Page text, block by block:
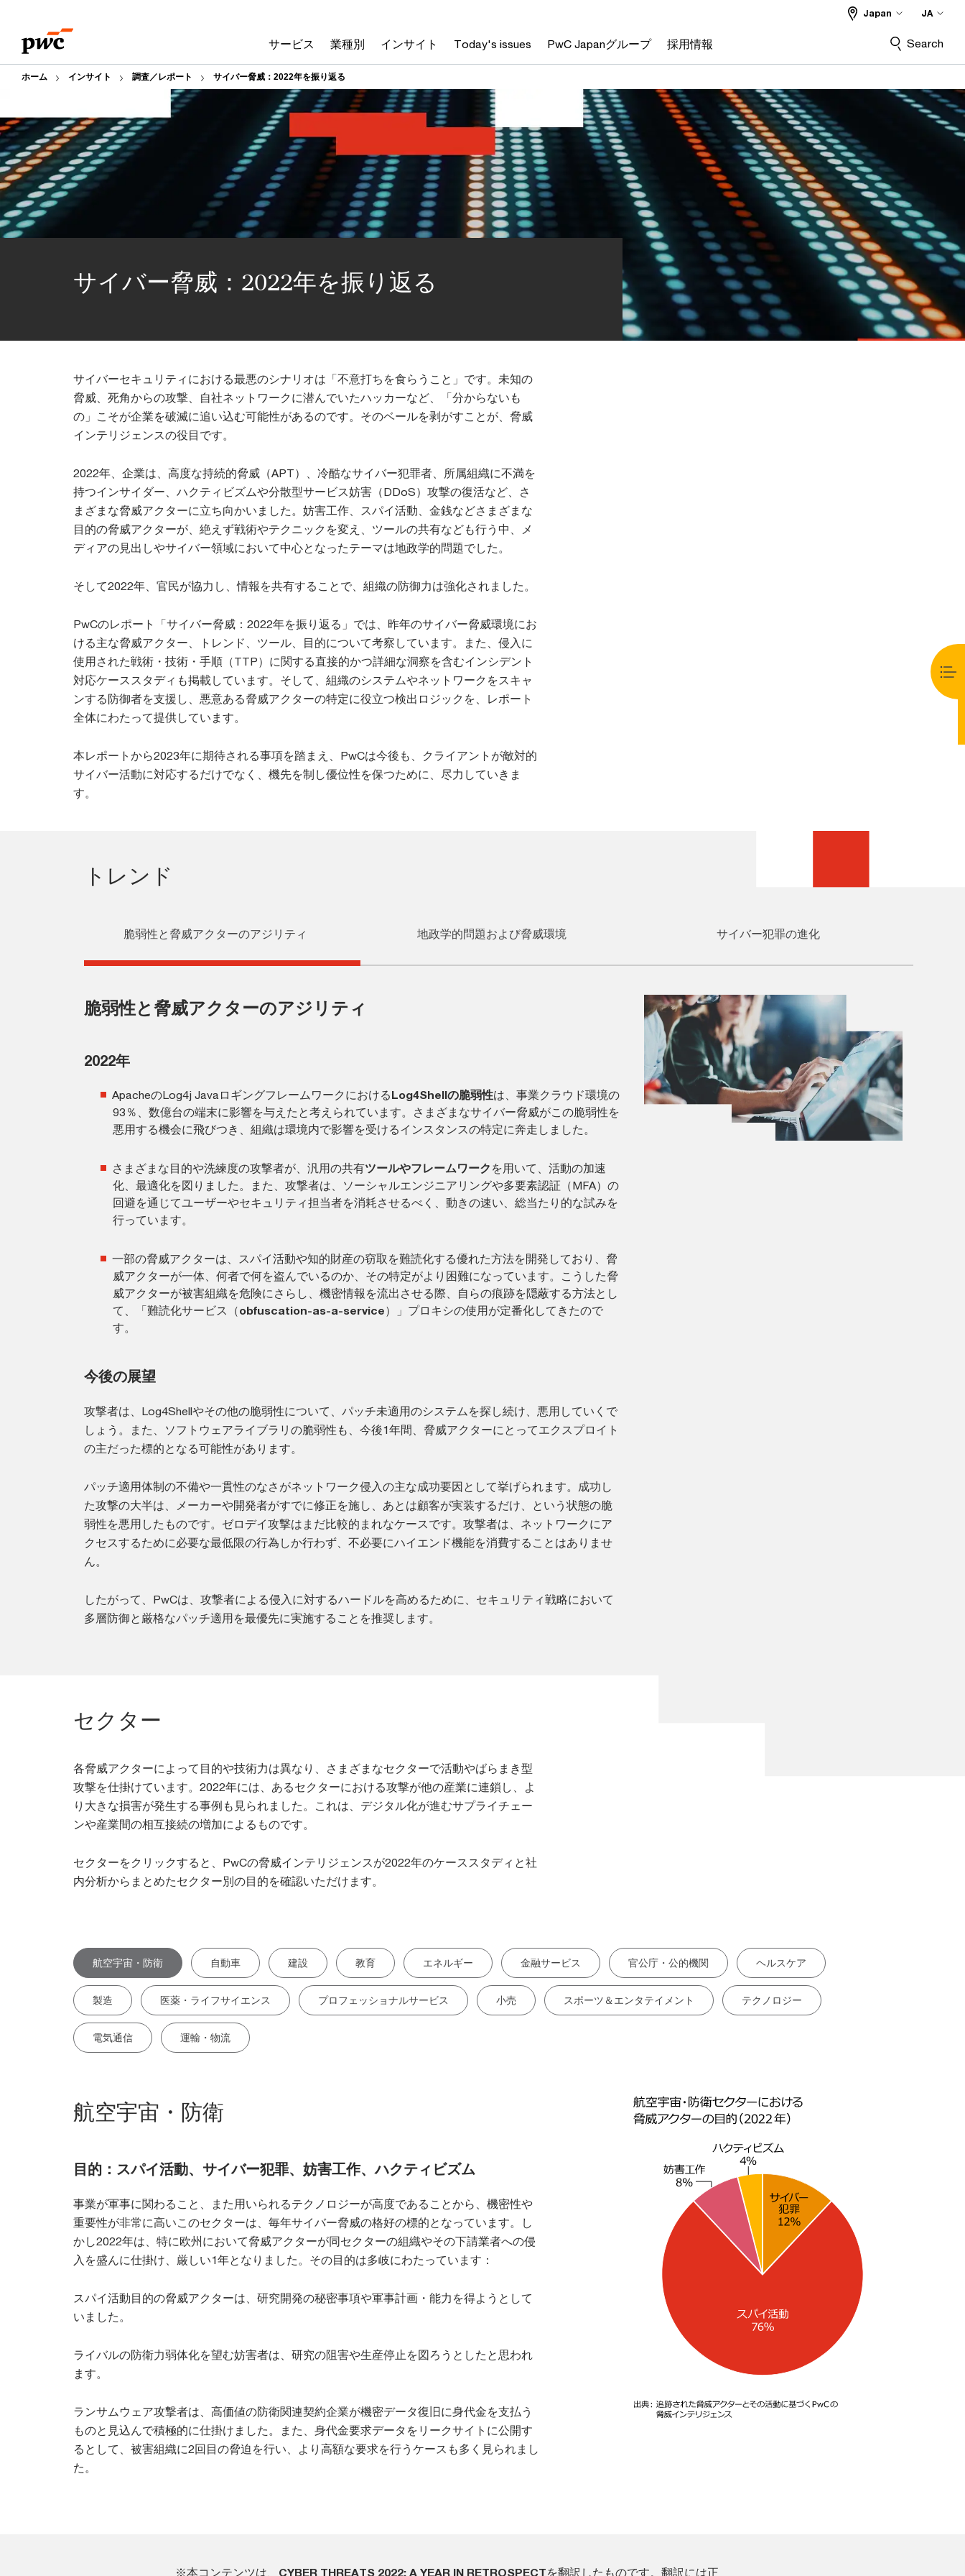
content
footer
サービス 業種別 インサイト Today's issues PwC Japanグループ 採用情報
Japan JA
Search
ホーム インサイト 調査／レポート サイバー脅威：2022年を振り返る
サイバー脅威：2022年を振り返る
サイバーセキュリティにおける最悪のシナリオは「不意打ちを食らうこと」です。未知の
脅威、死角からの攻撃、自社ネットワークに潜んでいたハッカーなど、「分からないも
の」こそが企業を破滅に追い込む可能性があるのです。そのベールを剥がすことが、脅威
インテリジェンスの役目です。
2022年、企業は、高度な持続的脅威（APT）、冷酷なサイバー犯罪者、所属組織に不満を
持つインサイダー、ハクティビズムや分散型サービス妨害（DDoS）攻撃の復活など、さ
まざまな脅威アクターに立ち向かいました。妨害工作、スパイ活動、金銭などさまざまな
目的の脅威アクターが、絶えず戦術やテクニックを変え、ツールの共有なども行う中、メ
ディアの見出しやサイバー領域において中心となったテーマは地政学的問題でした。
そして2022年、官民が協力し、情報を共有することで、組織の防御力は強化されました。
PwCのレポート「サイバー脅威：2022年を振り返る」では、昨年のサイバー脅威環境にお
ける主な脅威アクター、トレンド、ツール、目的について考察しています。また、侵入に
使用された戦術・技術・手順（TTP）に関する直接的かつ詳細な洞察を含むインシデント
対応ケーススタディも掲載しています。そして、組織のシステムやネットワークをスキャ
ンする防御者を支援し、悪意ある脅威アクターの特定に役立つ検出ロジックを、レポート
全体にわたって提供しています。
本レポートから2023年に期待される事項を踏まえ、PwCは今後も、クライアントが敵対的
サイバー活動に対応するだけでなく、機先を制し優位性を保つために、尽力していきま
す。
トレンド
脆弱性と脅威アクターのアジリティ 地政学的問題および脅威環境 サイバー犯罪の進化
脆弱性と脅威アクターのアジリティ
2022年
ApacheのLog4j JavaロギングフレームワークにおけるLog4Shellの脆弱性は、事業クラウド環境の
93％、数億台の端末に影響を与えたと考えられています。さまざまなサイバー脅威がこの脆弱性を
悪用する機会に飛びつき、組織は環境内で影響を受けるインスタンスの特定に奔走しました。
さまざまな目的や洗練度の攻撃者が、汎用の共有ツールやフレームワーク を用いて、活動の加速
化、最適化を図りました。また、攻撃者は、ソーシャルエンジニアリングや多要素認証（MFA）の
回避を通じてユーザーやセキュリティ担当者を消耗させるべく、動きの速い、総当たり的な試みを
行っています。
一部の脅威アクターは、スパイ活動や知的財産の窃取を難読化する優れた方法を開発しており、脅
威アクターが一体、何者で何を盗んでいるのか、その特定がより困難になっています。こうした脅
威アクターが被害組織を危険にさらし、機密情報を流出させる際、自らの痕跡を隠蔽する方法とし
て、「難読化サービス（obfuscation-as-a-service）」プロキシの使用が定番化してきたので
す。
今後の展望
攻撃者は、Log4Shellやその他の脆弱性について、パッチ未適用のシステムを探し続け、悪用していくで
しょう。また、ソフトウェアライブラリの脆弱性も、今後1年間、脅威アクターにとってエクスプロイト
の主だった標的となる可能性があります。
パッチ適用体制の不備や一貫性のなさがネットワーク侵入の主な成功要因として挙げられます。成功し
た攻撃の大半は、メーカーや開発者がすでに修正を施し、あとは顧客が実装するだけ、という状態の脆
弱性を悪用したものです。ゼロデイ攻撃はまだ比較的まれなケースです。攻撃者は、ネットワークにア
クセスするために必要な最低限の行為しか行わず、不必要にハイエンド機能を消費することはありませ
ん。
したがって、PwCは、攻撃者による侵入に対するハードルを高めるために、セキュリティ戦略において
多層防御と厳格なパッチ適用を最優先に実施することを推奨します。
セクター
各脅威アクターによって目的や技術力は異なり、さまざまなセクターで活動やばらまき型
攻撃を仕掛けています。2022年には、あるセクターにおける攻撃が他の産業に連鎖し、よ
り大きな損害が発生する事例も見られました。これは、デジタル化が進むサプライチェー
ンや産業間の相互接続の増加によるものです。
セクターをクリックすると、PwCの脅威インテリジェンスが2022年のケーススタディと社
内分析からまとめたセクター別の目的を確認いただけます。
航空宇宙・防衛 自動車 建設 教育 エネルギー 金融サービス 官公庁・公的機関 ヘルスケア
製造 医薬・ライフサイエンス プロフェッショナルサービス 小売 スポーツ＆エンタテイメント テクノロジー
電気通信 運輸・物流
航空宇宙・防衛
目的：スパイ活動、サイバー犯罪、妨害工作、ハクティビズム
事業が軍事に関わること、また用いられるテクノロジーが高度であることから、機密性や
重要性が非常に高いこのセクターは、毎年サイバー脅威の格好の標的となっています。し
かし2022年は、特に欧州において脅威アクターが同セクターの組織やその下請業者への侵
入を盛んに仕掛け、厳しい1年となりました。その目的は多岐にわたっています：
スパイ活動目的の脅威アクターは、研究開発の秘密事項や軍事計画・能力を得ようとして
いました。
ライバルの防衛力弱体化を望む妨害者は、研究の阻害や生産停止を図ろうとしたと思われ
ます。
ランサムウェア攻撃者は、高価値の防衛関連契約企業が機密データ復旧に身代金を支払う
ものと見込んで積極的に仕掛けました。また、身代金要求データをリークサイトに公開す
るとして、被害組織に2回目の脅迫を行い、より高額な要求を行うケースも多く見られまし
た。
※本コンテンツは、 CYBER THREATS 2022: A YEAR IN RETROSPECTを翻訳したものです。翻訳には正